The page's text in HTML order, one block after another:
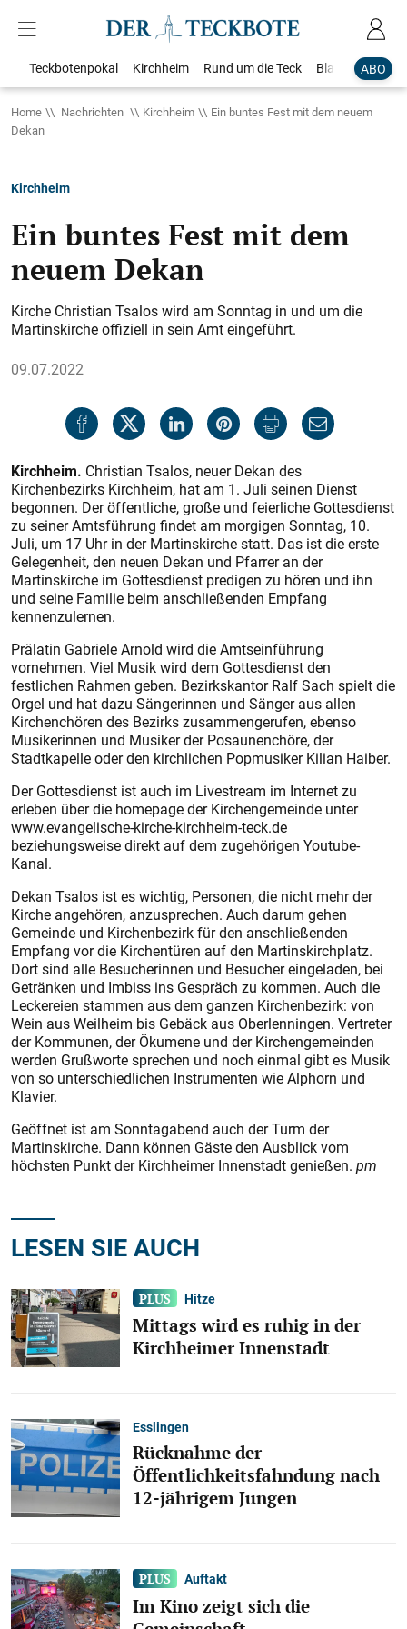
ABO
Teckbotenpokal Kirchheim Rund um die Teck Blaulicht
Home Nachrichten Kirchheim
Ein buntes Fest mit dem neuem
Dekan
Kirchheim
Ein buntes Fest mit dem
neuem Dekan
Kirche Christian Tsalos wird am Sonntag in und um die
Martinskirche offiziell in sein Amt eingeführt.
09.07.2022
Kirchheim. Christian Tsalos, neuer Dekan des
Kirchenbezirks Kirchheim, hat am 1. Juli seinen Dienst
begonnen. Der öffentliche, große und feierliche Gottesdienst
zu seiner Amtsführung findet am morgigen Sonntag, 10.
Juli, um 17 Uhr in der Martinskirche statt. Das ist die erste
Gelegenheit, den neuen Dekan und Pfarrer an der
Martinskirche im Gottesdienst predigen zu hören und ihn
und seine Familie beim anschließenden Empfang
kennenzulernen.
Prälatin Gabriele Arnold wird die Amtseinführung
vornehmen. Viel Musik wird dem Gottesdienst den
festlichen Rahmen geben. Bezirkskantor Ralf Sach spielt die
Orgel und hat dazu Sängerinnen und Sänger aus allen
Kirchenchören des Bezirks zusammengerufen, ebenso
Musikerinnen und Musiker der Posaunenchöre, der
Stadtkapelle oder den kirchlichen Popmusiker Kilian Haiber.
Der Gottesdienst ist auch im Livestream im Internet zu
erleben über die homepage der Kirchengemeinde unter
www.evangelische-kirche-kirchheim-teck.de
beziehungsweise direkt auf dem zugehörigen Youtube-
Kanal.
Dekan Tsalos ist es wichtig, Personen, die nicht mehr der
Kirche angehören, anzusprechen. Auch darum gehen
Gemeinde und Kirchenbezirk für den anschließenden
Empfang vor die Kirchentüren auf den Martinskirchplatz.
Dort sind alle Besucherinnen und Besucher eingeladen, bei
Getränken und Imbiss ins Gespräch zu kommen. Auch die
Leckereien stammen aus dem ganzen Kirchenbezirk: von
Wein aus Weilheim bis Gebäck aus Oberlenningen. Vertreter
der Kommunen, der Ökumene und der Kirchengemeinden
werden Grußworte sprechen und noch einmal gibt es Musik
von so unterschiedlichen Instrumenten wie Alphorn und
Klavier.
Geöffnet ist am Sonntagabend auch der Turm der
Martinskirche. Dann können Gäste den Ausblick vom
höchsten Punkt der Kirchheimer Innenstadt genießen. pm
LESEN SIE AUCH
Hitze
Mittags wird es ruhig in der
Kirchheimer Innenstadt
Esslingen
Rücknahme der
Öffentlichkeitsfahndung nach
12-jährigem Jungen
Auftakt
Im Kino zeigt sich die